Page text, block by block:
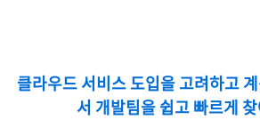
클라우드 서비스 도입을 고려하고
서 개발팀을 쉽고 빠르게